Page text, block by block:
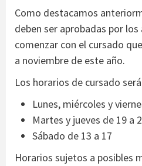
Como destacamos
deben ser aprobadas por
comenzar con el cursado
a noviembre de este año.
Los horarios de cursado
Lunes, miércoles y
Martes y jueves de 19 a
Sábado de 13 a 17
Horarios sujetos a posibles